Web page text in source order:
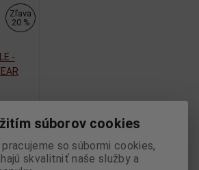
Zľava
20 %
súborov cookies
so súbormi cookies,
skvalitniť naše služby a